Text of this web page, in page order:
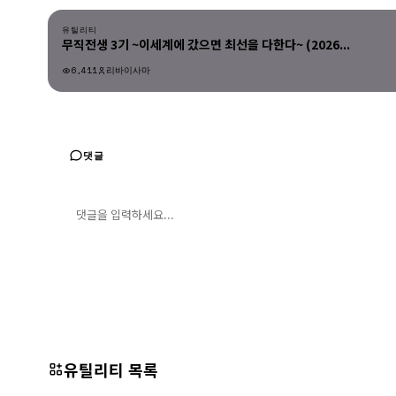
유틸리티
무직전생 3기 ~이세계에 갔으면 최선을 다한다~ (2026...
6,411 리바이사마
유틸리티
댓글
유틸리티 목록